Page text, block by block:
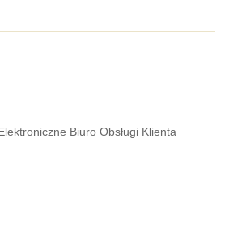
Biuro Obsługi Klienta